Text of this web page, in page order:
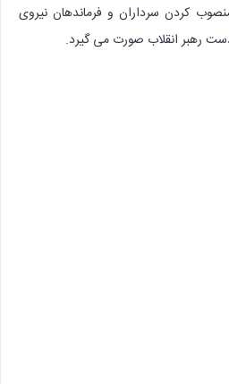
کردن سرداران و فرماندهان نیروی
رهبر انقلاب صورت می گیرد.